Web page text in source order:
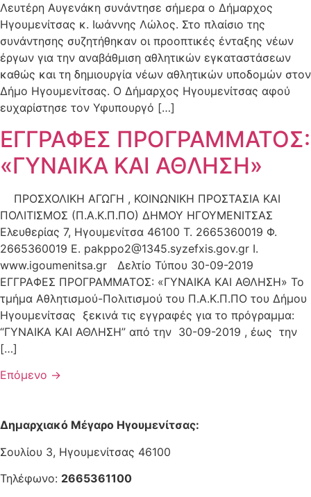
Λευτέρη Αυγενάκη συνάντησε σήμερα ο Δήμαρχος
Ηγουμενίτσας κ. Ιωάννης Λώλος. Στο πλαίσιο της
συνάντησης συζητήθηκαν οι προοπτικές ένταξης νέων
έργων για την αναβάθμιση αθλητικών εγκαταστάσεων
καθώς και τη δημιουργία νέων αθλητικών υποδομών στον
Δήμο Ηγουμενίτσας. Ο Δήμαρχος Ηγουμενίτσας αφού
ευχαρίστησε τον Υφυπουργό […]
ΕΓΓΡΑΦΕΣ ΠΡΟΓΡΑΜΜΑΤΟΣ:
«ΓΥΝΑΙΚΑ ΚΑΙ ΑΘΛΗΣΗ»
ΠΡΟΣΧΟΛΙΚΗ ΑΓΩΓΗ , ΚΟΙΝΩΝΙΚΗ ΠΡΟΣΤΑΣΙΑ ΚΑΙ
ΠΟΛΙΤΙΣΜΟΣ (Π.Α.Κ.Π.ΠΟ) ΔΗΜΟΥ ΗΓΟΥΜΕΝΙΤΣΑΣ
Ελευθερίας 7, Ηγουμενίτσα 46100 T. 2665360019 Φ.
2665360019 Ε. pakppo2@1345.syzefxis.gov.gr I.
www.igoumenitsa.gr Δελτίο Τύπου 30-09-2019
ΕΓΓΡΑΦΕΣ ΠΡΟΓΡΑΜΜΑΤΟΣ: «ΓΥΝΑΙΚΑ ΚΑΙ ΑΘΛΗΣΗ» Το
τμήμα Αθλητισμού-Πολιτισμού του Π.Α.Κ.Π.ΠΟ του Δήμου
Ηγουμενίτσας ξεκινά τις εγγραφές για το πρόγραμμα:
“ΓΥΝΑΙΚΑ ΚΑΙ ΑΘΛΗΣΗ” από την 30-09-2019 , έως την
[…]
Επόμενο →
Δημαρχιακό Μέγαρο Ηγουμενίτσας:
Σουλίου 3, Ηγουμενίτσας 46100
Τηλέφωνο: 2665361100